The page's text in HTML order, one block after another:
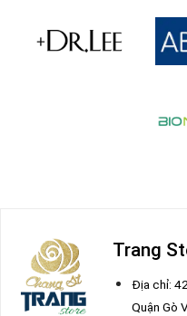
Trang
Địa chỉ:
Quận Gò